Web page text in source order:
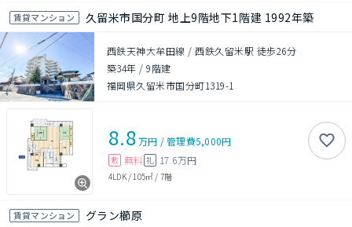
賃貸マンション 久留米市国分町 地上9階地下1階建 1992年築
西鉄天神大牟田線 / 西鉄久留米駅 徒歩26分
築34年 /9階建
福岡県久留米市国分町1319-1
8.8万円 /管理費5,000円
敷 無料 礼 17.6万円
4LDK/ 105㎡ / 7階
賃貸マンション グラン櫛原